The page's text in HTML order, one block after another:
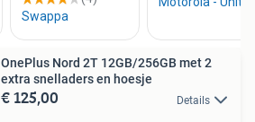
OnePlus Nord 2T 12GB/256GB met 2
extra snelladers en hoesje
€ 125,00 Details